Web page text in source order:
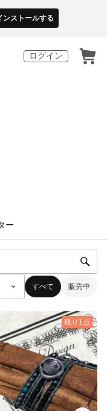
ンストールする
ログイン
ー
すべて 販売中
残り1点